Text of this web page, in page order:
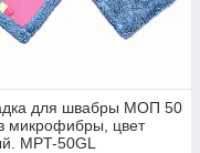
для швабры МОП 50
микрофибры, цвет
MPT-50GL